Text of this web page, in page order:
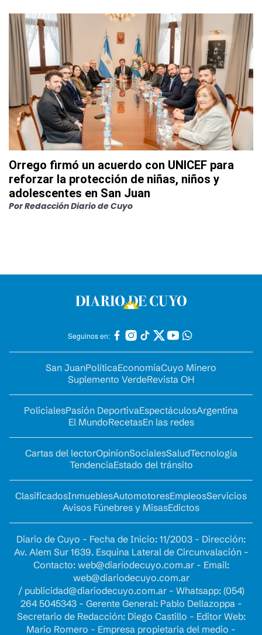
Orrego firmó un acuerdo con UNICEF para
reforzar la protección de niñas, niños y
adolescentes en San Juan
PorRedacción Diario de Cuyo
Seguinos en:
San JuanPolíticaEconomíaCuyo Minero
Suplemento VerdeRevista OH
PolicialesPasión DeportivaEspectáculosArgentina
El MundoRecetasEn las redes
Cartas del lectorOpinionSocialesSaludTecnología
TendenciaEstado del tránsito
ClasificadosInmueblesAutomotoresEmpleosServicios
Avisos Fúnebres y MisasEdictos
Diario de Cuyo - Fecha de Inicio: 11/2003 - Dirección:
Av. Alem Sur 1639. Esquina Lateral de Circunvalación -
Contacto: web@diariodecuyo.com.ar- Email:
web@diariodecuyo.com.ar
/ publicidad@diariodecuyo.com.ar- Whatsapp: (054)
264 5045343 - Gerente General: Pablo Dellazoppa -
Secretario de Redacción: Diego Castillo - Editor Web:
Mario Romero - Empresa propietaria del medio -